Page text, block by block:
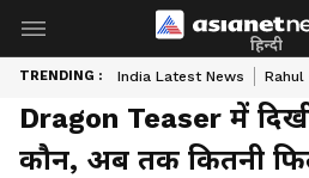
हिन्दी
TRENDING : India Latest News Rahul
Dragon Teaser में
कौन, अब तक कितनी